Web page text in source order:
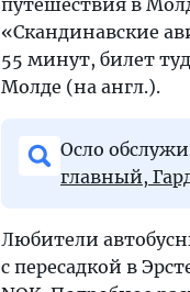
путешествия в
«Скандинавские
55 минут, билет
Молде (на англ.).
Осло
главный,
Любители
с пересадкой в